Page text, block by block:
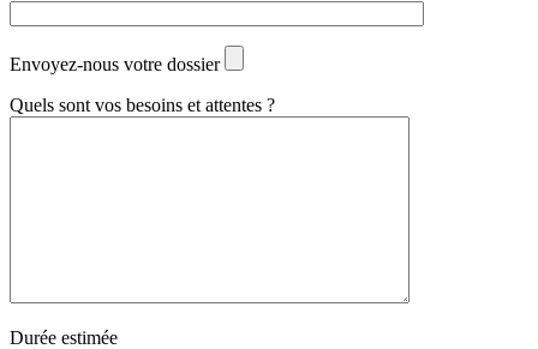
Envoyez-nous votre dossier
Quels sont vos besoins et attentes ?
Durée estimée